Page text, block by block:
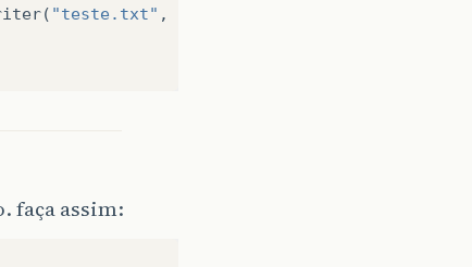
( "teste.txt" ,
faça assim: